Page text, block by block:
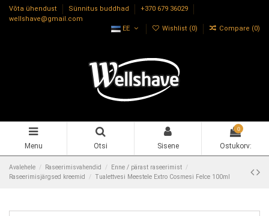
Võta ühendust Sünnitus buddhad
+370 679 36029
wellshave@gmail.com
EE
Wishlist (0) Compare (0)
Menu Otsi Sisene
0
Ostukorv:
Avalehele Raseerimisvahendid
Enne / pärast raseerimist
Raseerimisjärgsed kreemid
Tualettvesi Meestele Extro Cosmesi Felce 100ml